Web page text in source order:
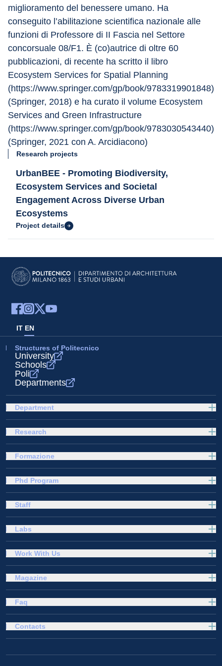
miglioramento del benessere umano. Ha
conseguito l’abilitazione scientifica nazionale alle
funzioni di Professore di II Fascia nel Settore
concorsuale 08/F1. È (co)autrice di oltre 60
pubblicazioni, di recente ha scritto il libro
Ecosystem Services for Spatial Planning
(https://www.springer.com/gp/book/9783319901848)
(Springer, 2018) e ha curato il volume Ecosystem
Services and Green Infrastructure
(https://www.springer.com/gp/book/9783030543440)
(Springer, 2021 con A. Arcidiacono)
Research projects
UrbanBEE - Promoting Biodiversity,
Ecosystem Services and Societal
Engagement Across Diverse Urban
Ecosystems
Project details
IT EN
Structures of Politecnico
University
Schools
Poli
Departments
Department
Research
Formazione
Phd Program
Staff
Labs
Work With Us
Magazine
Faq
Contacts